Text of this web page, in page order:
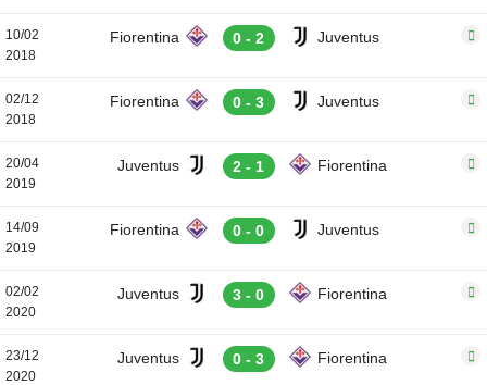
10/02
2018
Fiorentina 0 - 2 Juventus
02/12
2018
Fiorentina 0 - 3 Juventus
20/04
2019
Juventus 2 - 1 Fiorentina
14/09
2019
Fiorentina 0 - 0 Juventus
02/02
2020
Juventus 3 - 0 Fiorentina
23/12
2020
Juventus 0 - 3 Fiorentina